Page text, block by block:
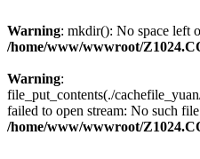
Warning: mkdir(): No space left
/home/www/wwwroot/
Warning:
file_put_contents(./
failed to open stream: No such
/home/www/wwwroot/